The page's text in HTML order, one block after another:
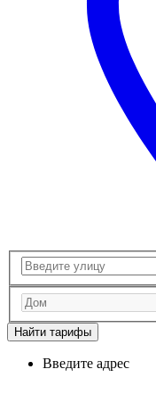
Найти тарифы
Введите адрес